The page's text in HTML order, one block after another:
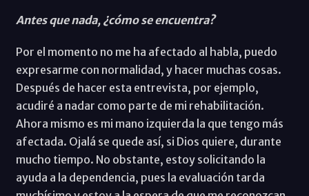
Antes que nada, ¿cómo se encuentra?
Por el momento no me ha afectado al habla, puedo
expresarme con normalidad, y hacer muchas cosas.
Después de hacer esta entrevista, por ejemplo,
acudiré a nadar como parte de mi rehabilitación.
Ahora mismo es mi mano izquierda la que tengo más
afectada. Ojalá se quede así, si Dios quiere, durante
mucho tiempo. No obstante, estoy solicitando la
ayuda a la dependencia, pues la evaluación tarda